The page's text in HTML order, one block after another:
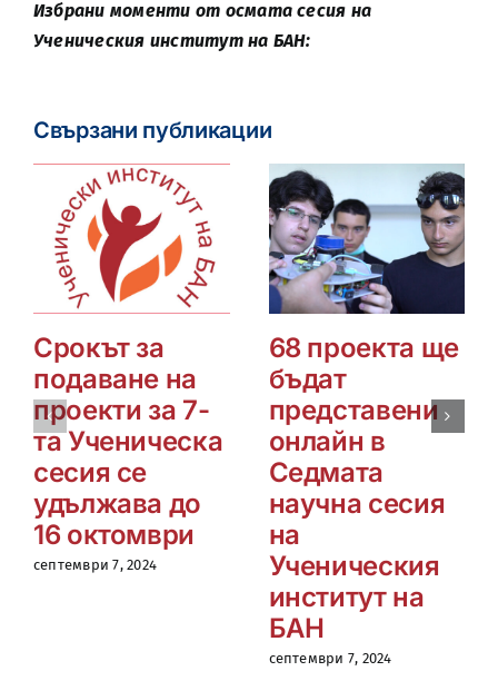
Избрани моменти от осмата сесия на
Ученическия институт на БАН:
Свързани публикации
Срокът за
подаване на
проекти за 7-
та Ученическа
сесия се
удължава до
16 октомври
септември 7, 2024
68 проекта ще
бъдат
представени
онлайн в
Седмата
научна сесия
на
Ученическия
институт на
БАН
септември 7, 2024